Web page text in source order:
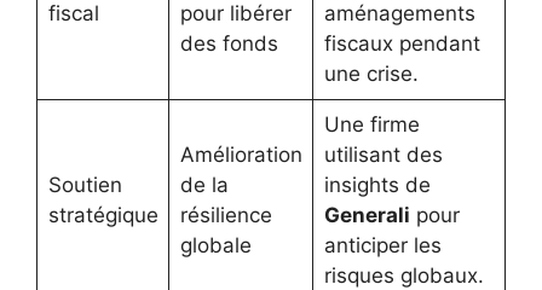
fiscal
pour libérer
des fonds
aménagements
fiscaux pendant
une crise.
Soutien
stratégique
Amélioration
de la
résilience
globale
Une firme
utilisant des
insights de
Generali pour
anticiper les
risques globaux.